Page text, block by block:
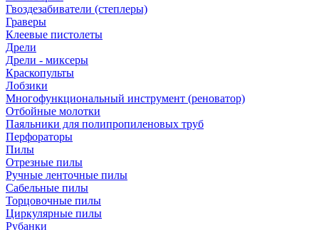
Гвоздезабиватели (степлеры)
Граверы
Клеевые пистолеты
Дрели
Дрели - миксеры
Краскопульты
Лобзики
Многофункциональный инструмент (реноватор)
Отбойные молотки
Паяльники для полипропиленовых труб
Перфораторы
Пилы
Отрезные пилы
Ручные ленточные пилы
Сабельные пилы
Торцовочные пилы
Циркулярные пилы
Рубанки